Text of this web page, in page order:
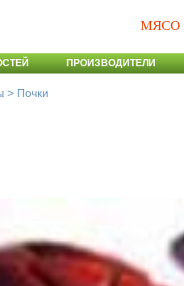
МЯСО
ПРОИЗВОДИТЕЛИ
> Почки